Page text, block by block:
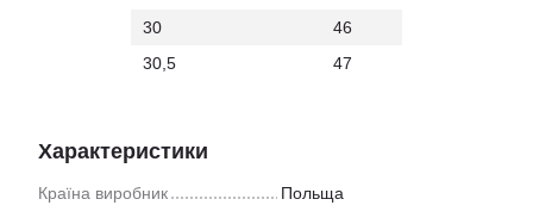
30
46
30,5
47
Характеристики
Країна виробник Польща